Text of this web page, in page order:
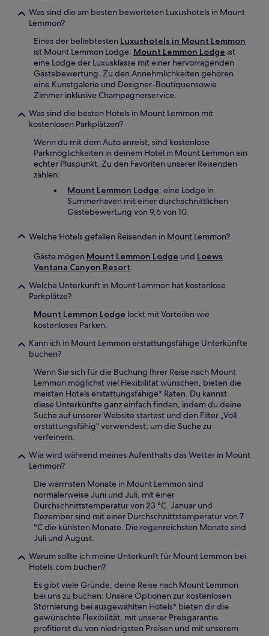
Was sind die am besten bewerteten Luxushotels in Mount
Lemmon?
Eines der beliebtesten Luxushotels in Mount Lemmon
ist Mount Lemmon Lodge. Mount Lemmon Lodge ist
eine Lodge der Luxusklasse mit einer hervorragenden
Gästebewertung. Zu den Annehmlichkeiten gehören
eine Kunstgalerie und Designer-Boutiquensowie
Zimmer inklusive Champagnerservice.
Was sind die besten Hotels in Mount Lemmon mit
kostenlosen Parkplätzen?
Wenn du mit dem Auto anreist, sind kostenlose
Parkmöglichkeiten in deinem Hotel in Mount Lemmon ein
echter Pluspunkt. Zu den Favoriten unserer Reisenden
zählen:
Mount Lemmon Lodge: eine Lodge in
Summerhaven mit einer durchschnittlichen
Gästebewertung von 9,6 von 10.
Welche Hotels gefallen Reisenden in Mount Lemmon?
Gäste mögen Mount Lemmon Lodge und Loews
Ventana Canyon Resort.
Welche Unterkunft in Mount Lemmon hat kostenlose
Parkplätze?
Mount Lemmon Lodge lockt mit Vorteilen wie
kostenloses Parken.
Kann ich in Mount Lemmon erstattungsfähige Unterkünfte
buchen?
Wenn Sie sich für die Buchung Ihrer Reise nach Mount
Lemmon möglichst viel Flexibilität wünschen, bieten die
meisten Hotels erstattungsfähige* Raten. Du kannst
diese Unterkünfte ganz einfach finden, indem du deine
Suche auf unserer Website startest und den Filter „Voll
erstattungsfähig" verwendest, um die Suche zu
verfeinern.
Wie wird während meines Aufenthalts das Wetter in Mount
Lemmon?
Die wärmsten Monate in Mount Lemmon sind
normalerweise Juni und Juli, mit einer
Durchschnittstemperatur von 23 °C. Januar und
Dezember sind mit einer Durchschnittstemperatur von 7
°C die kühlsten Monate. Die regenreichsten Monate sind
Juli und August.
Warum sollte ich meine Unterkunft für Mount Lemmon bei
Hotels.com buchen?
Es gibt viele Gründe, deine Reise nach Mount Lemmon
bei uns zu buchen: Unsere Optionen zur kostenlosen
Stornierung bei ausgewählten Hotels* bieten dir die
gewünschte Flexibilität, mit unserer Preisgarantie
profitierst du von niedrigsten Preisen und mit unserem